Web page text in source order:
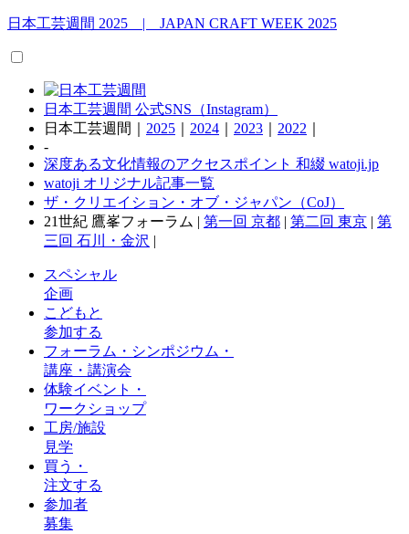
日本工芸週間 2025 | JAPAN CRAFT WEEK 2025
日本工芸週間 公式SNS（Instagram）
日本工芸週間｜ 2025 2024 2023 2022
-
深度ある文化情報のアクセスポイント 和綴 watoji.jp
watoji オリジナル記事一覧
ザ・クリエイション・オブ・ジャパン（CoJ）
21世紀 鷹峯フォーラム | 第一回 京都 | 第二回 東京 | 第
三回 石川・金沢 |
スペシャル
企画
こどもと
参加する
フォーラム・シンポジウム・
講座・講演会
体験イベント・
ワークショップ
工房/施設
見学
買う・
注文する
参加者
募集